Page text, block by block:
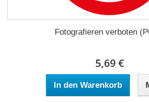
Fotografieren verboten
5,69 €
In den Warenkorb